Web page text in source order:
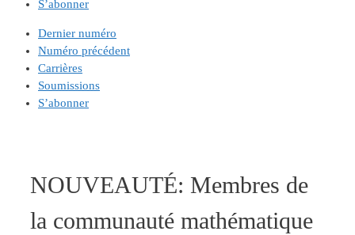
S’abonner
Dernier numéro
Numéro précédent
Carrières
Soumissions
S’abonner
NOUVEAUTÉ: Membres de
la communauté mathématique